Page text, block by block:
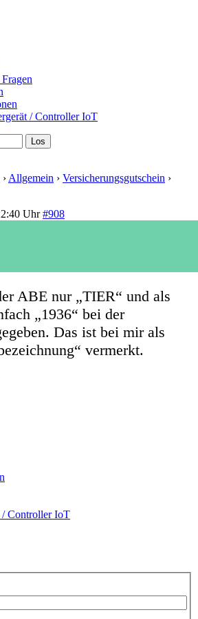
/ Controller IoT
› Allgemein › Versicherungsgutschein ›
Uhr #908
ABE nur „TIER“ und als
„1936“ bei der
Das ist bei mir als
vermerkt.
/ Controller IoT